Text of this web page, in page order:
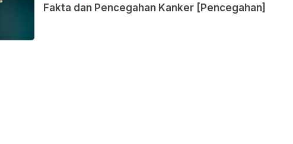
Fakta dan Pencegahan Kanker [Pencegahan]